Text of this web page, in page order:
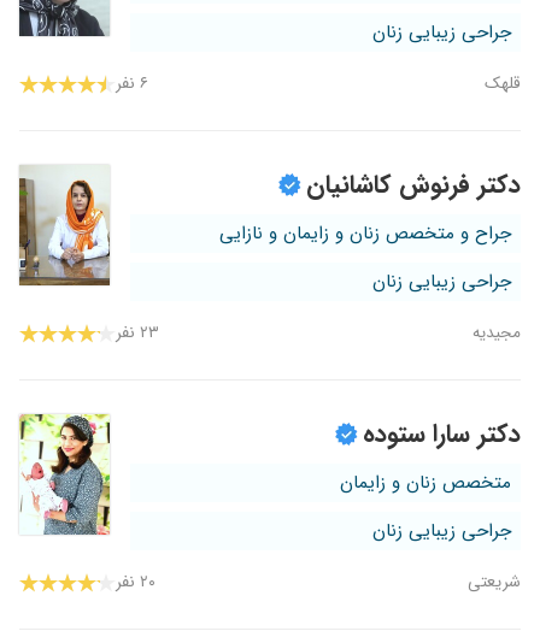
جراحی زیبایی زنان
قلهک ۶ نفر
دکتر فرنوش کاشانیان
جراح و متخصص زنان و زایمان و نازایی
جراحی زیبایی زنان
مجیدیه ۲۳ نفر
دکتر سارا ستوده
متخصص زنان و زایمان
جراحی زیبایی زنان
شریعتی ۲۰ نفر